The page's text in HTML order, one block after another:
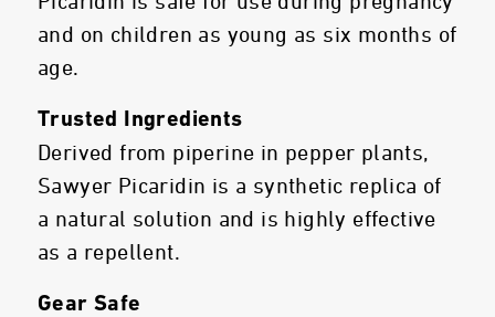
and on children as young as six months of
age.
Trusted Ingredients
Derived from piperine in pepper plants,
Sawyer Picaridin is a synthetic replica of
a natural solution and is highly effective
as a repellent.
Gear Safe